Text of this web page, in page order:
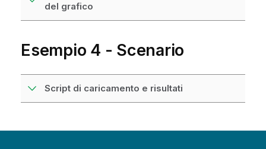
del grafico
Esempio 4 - Scenario
Script di caricamento e risultati